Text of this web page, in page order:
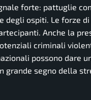
forte: pattuglie
degli ospiti. Le forze
Anche la
criminali
possono dare
grande segno della